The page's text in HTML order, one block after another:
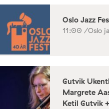
Oslo Jazz
11:00 /Oslo
Gutvik
Margrete
Ketil Gutvik